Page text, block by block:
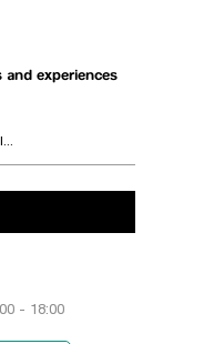
experiences
- 18:00